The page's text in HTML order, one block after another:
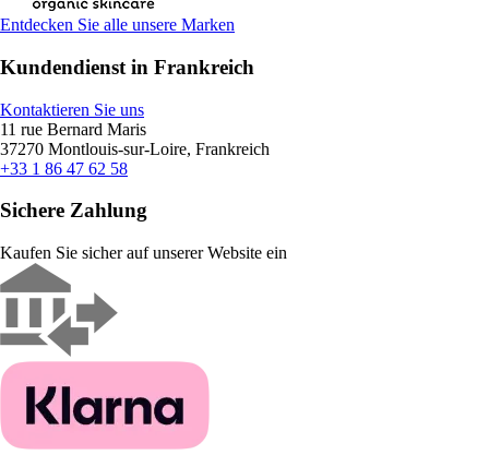
Entdecken Sie alle unsere Marken
Kundendienst in Frankreich
Kontaktieren Sie uns
11 rue Bernard Maris
37270 Montlouis-sur-Loire, Frankreich
+33 1 86 47 62 58
Sichere Zahlung
Kaufen Sie sicher auf unserer Website ein